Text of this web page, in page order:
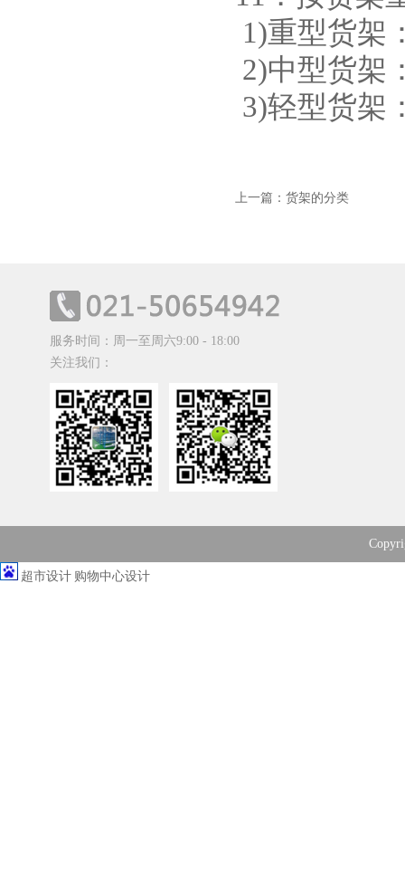
1)重型货架
2)中型货架
3)轻型货架
上一篇：货架的分类
服务时间：周一至周六9:00 - 18:00
关注我们：
超市设计 购物中心设计